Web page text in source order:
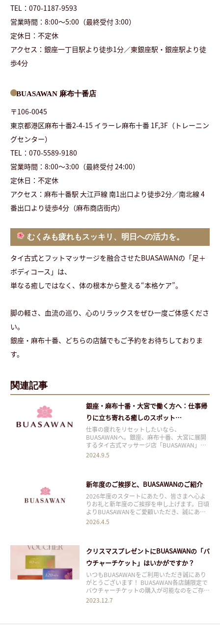
TEL：070-1187-9593
営業時間：8:00〜5:00（最終受付 3:00）
定休日：不定休
アクセス：銀座一丁目駅より徒歩1分／東銀座駅・銀座駅より徒
歩4分
BUASAWAN 麻布十番店
〒106-0045
東京都港区麻布十番2-4-15 イラーレ麻布十番 1F,3F（トレーニン
グセンター）
TEL：070-5589-9180
営業時間：8:00〜3:00（最終受付 24:00）
定休日：不定休
アクセス：麻布十番駅 大江戸線 南1出口より徒歩2分／南北線 4
番出口より徒歩4分（麻布商店街内）
むくみも疲れもスッキリ、明日への活力を。
タイ古式とフットマッサージを融合させたBUASAWANの「足＋
ボディコース」は、
単なる癒しではなく、体の根本から整える“本格ケア”。
脚の軽さ、血流の巡り、心のリラックスをぜひ一度ご体感くださ
い。
銀座・麻布十番、どちらの店舗でもご予約をお待ちしておりま
す。
関連記事
銀座・麻布十番・大宮で働く方へ：仕事帰
りに立ち寄れる癒しのスポット
「BUASAWAN」
仕事の疲れをリセットしたいなら、
BUASAWANへ。銀座、麻布十番、大宮に展開
するタイ古式マッサージ店「BUASAWAN」
は、忙しいビジネスパーソンにとって最適なリ
2024.9.5
新年度のご挨拶と、BUASAWANのご紹介
2026年度のスタートにあたり、皆さまへ心よ
りお礼と新年度のご挨拶を申し上げます。日頃
よりBUASAWANをご愛顧いただき、誠にあり
がとうございます。 BUASAWANは、本場タイ
2026.4.5
クリスマスプレゼントにBUASAWANの「バ
ウチャーチケット」はいかがですか？
いつもBUASAWANをご利用いただき誠にあり
がとうございます！ BUASAWAN各店舗限定で
バウチャーチケットの購入が可能なのをご存じ
でしたか？ 恋人や家族、大切な方へのクリス
2023.12.7